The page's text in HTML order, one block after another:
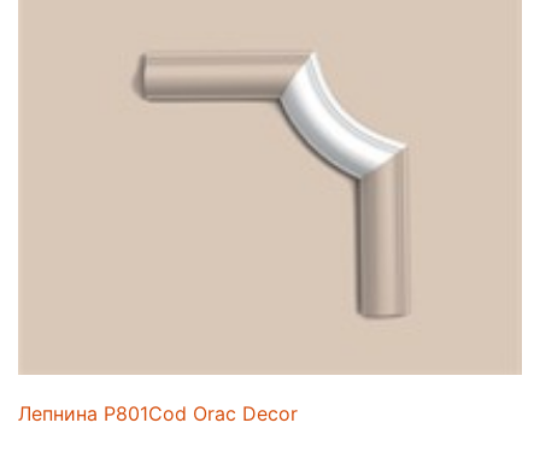
Лепнина P801Cod Orac Decor